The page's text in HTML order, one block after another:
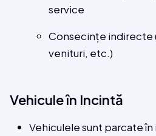
service
Consecințe
venituri, etc.)
Vehicule în Incintă
Vehiculele sunt parcate